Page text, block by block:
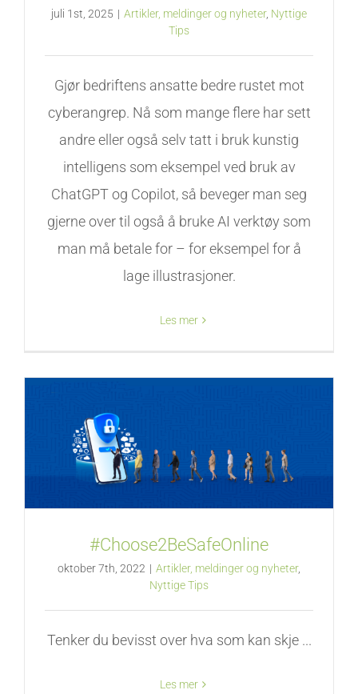
juli 1st, 2025 | Artikler, meldinger og nyheter, Nyttige
Tips
Gjør bedriftens ansatte bedre rustet mot
cyberangrep. Nå som mange flere har sett
andre eller også selv tatt i bruk kunstig
intelligens som eksempel ved bruk av
ChatGPT og Copilot, så beveger man seg
gjerne over til også å bruke AI verktøy som
man må betale for – for eksempel for å
lage illustrasjoner.
Les mer
#Choose2BeSafeOnline
oktober 7th, 2022 | Artikler, meldinger og nyheter,
Nyttige Tips
Tenker du bevisst over hva som kan skje ...
Les mer